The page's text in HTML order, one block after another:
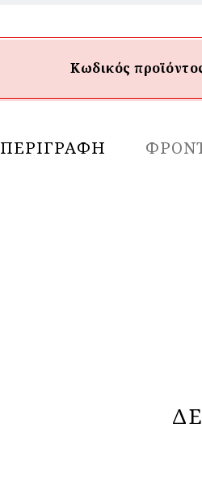
Κωδικός
ΠΕΡΙΓΡΑΦΉ